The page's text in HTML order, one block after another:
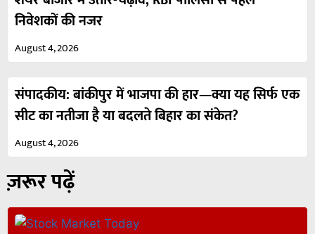
निवेशकों की नजर
August 4, 2026
संपादकीय: बांकीपुर में भाजपा की हार—क्या यह सिर्फ एक
सीट का नतीजा है या बदलते बिहार का संकेत?
August 4, 2026
ज़रूर पढ़ें